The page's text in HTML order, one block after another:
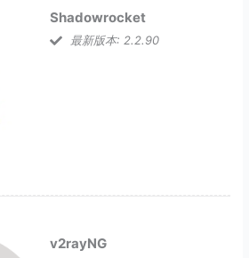
Shadowrocket
最新版本: 2.2.90
v2rayNG